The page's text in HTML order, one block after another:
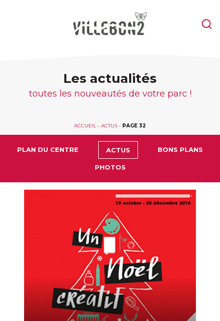
Les actualités
toutes les nouveautés de votre parc !
ACCUEIL - ACTUS - PAGE 32
PLAN DU CENTRE ACTUS BONS PLANS
PHOTOS